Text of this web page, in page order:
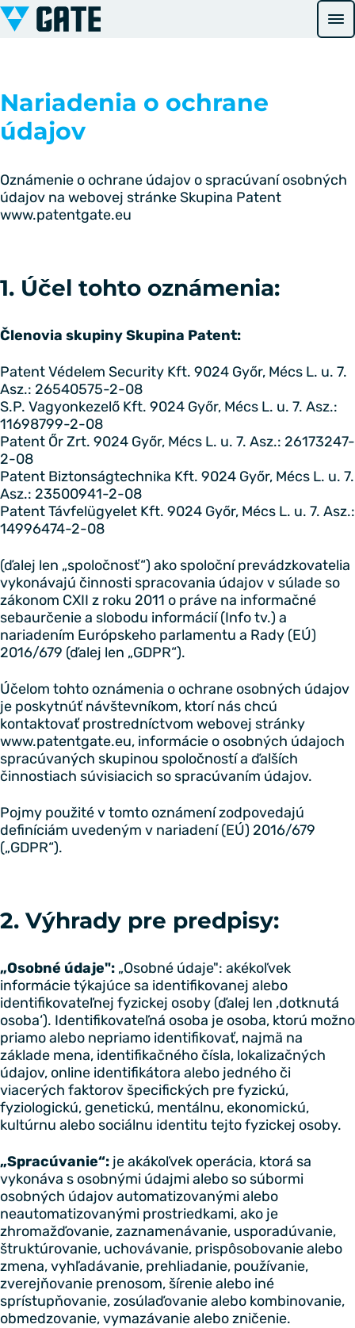
Ugrás a tartalomhoz
Nariadenia o ochrane
údajov
Oznámenie o ochrane údajov o spracúvaní osobných
údajov na webovej stránke Skupina Patent
www.patentgate.eu
1. Účel tohto oznámenia:
Členovia skupiny Skupina Patent:
Patent Védelem Security Kft. 9024 Győr, Mécs L. u. 7.
Asz.: 26540575-2-08
S.P. Vagyonkezelő Kft. 9024 Győr, Mécs L. u. 7. Asz.:
11698799-2-08
Patent Őr Zrt. 9024 Győr, Mécs L. u. 7. Asz.: 26173247-
2-08
Patent Biztonságtechnika Kft. 9024 Győr, Mécs L. u. 7.
Asz.: 23500941-2-08
Patent Távfelügyelet Kft. 9024 Győr, Mécs L. u. 7. Asz.:
14996474-2-08
(ďalej len „spoločnosť“) ako spoloční prevádzkovatelia
vykonávajú činnosti spracovania údajov v súlade so
zákonom CXII z roku 2011 o práve na informačné
sebaurčenie a slobodu informácií (Info tv.) a
nariadením Európskeho parlamentu a Rady (EÚ)
2016/679 (ďalej len „GDPR“).
Účelom tohto oznámenia o ochrane osobných údajov
je poskytnúť návštevníkom, ktorí nás chcú
kontaktovať prostredníctvom webovej stránky
www.patentgate.eu, informácie o osobných údajoch
spracúvaných skupinou spoločností a ďalších
činnostiach súvisiacich so spracúvaním údajov.
Pojmy použité v tomto oznámení zodpovedajú
definíciám uvedeným v nariadení (EÚ) 2016/679
(„GDPR“).
2. Výhrady pre predpisy:
„Osobné údaje": „Osobné údaje": akékoľvek
informácie týkajúce sa identifikovanej alebo
identifikovateľnej fyzickej osoby (ďalej len ‚dotknutá
osoba‘). Identifikovateľná osoba je osoba, ktorú možno
priamo alebo nepriamo identifikovať, najmä na
základe mena, identifikačného čísla, lokalizačných
údajov, online identifikátora alebo jedného či
viacerých faktorov špecifických pre fyzickú,
fyziologickú, genetickú, mentálnu, ekonomickú,
kultúrnu alebo sociálnu identitu tejto fyzickej osoby.
„Spracúvanie“: je akákoľvek operácia, ktorá sa
vykonáva s osobnými údajmi alebo so súbormi
osobných údajov automatizovanými alebo
neautomatizovanými prostriedkami, ako je
zhromažďovanie, zaznamenávanie, usporadúvanie,
štruktúrovanie, uchovávanie, prispôsobovanie alebo
zmena, vyhľadávanie, prehliadanie, používanie,
zverejňovanie prenosom, šírenie alebo iné
sprístupňovanie, zosúlaďovanie alebo kombinovanie,
obmedzovanie, vymazávanie alebo zničenie.